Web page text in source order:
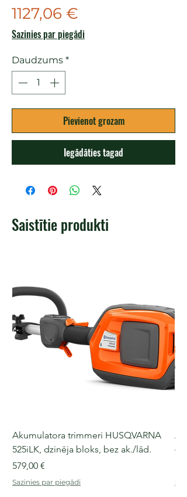
1127,06 €
Sazinies par piegādi
Daudzums *
Pievienot grozam
Iegādāties tagad
Saistītie produkti
Akumulatora trimmeri HUSQVARNA
525iLK, dzinēja bloks, bez ak./lād.
Cena
579,00 €
Sazinies par piegādi